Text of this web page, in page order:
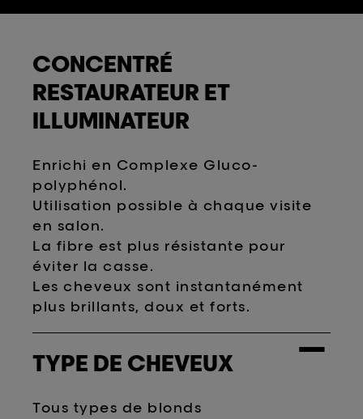
CONCENTRÉ
RESTAURATEUR ET
ILLUMINATEUR
Enrichi en Complexe Gluco-
polyphénol.
Utilisation possible à chaque visite
en salon.
La fibre est plus résistante pour
éviter la casse.
Les cheveux sont instantanément
plus brillants, doux et forts.
TYPE DE CHEVEUX −
Tous types de blonds